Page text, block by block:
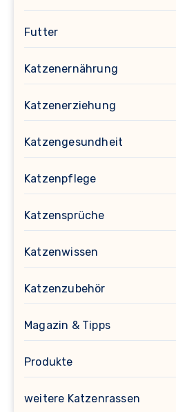
Futter
Katzenernährung
Katzenerziehung
Katzengesundheit
Katzenpflege
Katzensprüche
Katzenwissen
Katzenzubehör
Magazin & Tipps
Produkte
weitere Katzenrassen